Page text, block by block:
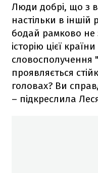
Люди добрі, що з
настільки в іншій
бодай рамково не
історію цієї
словосполучення
проявляється
головах? Ви
– підкреслила